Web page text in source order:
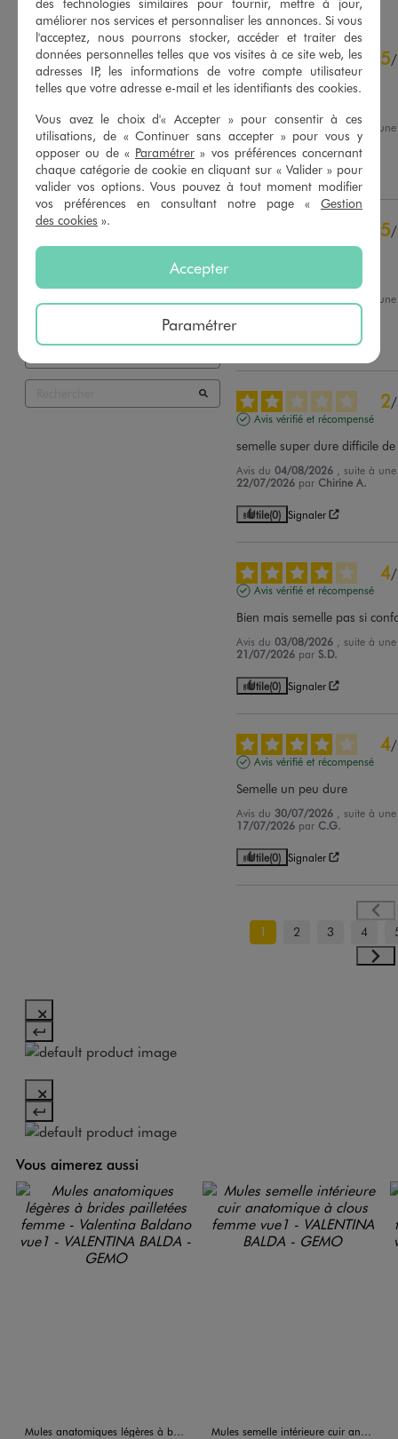
4.7/5
53
avis soumis à un
contrôle
Voir tous les avis sur ce site
5étoiles
42
4étoiles
3étoiles
2
2
1étoile 0
5/
Avis vérifié et récompensé
Avis du 06/08/2026
, suite à
21/07/2026 par Sylvia P.
Utile(0) Signaler
5/
Avis vérifié et récompensé
, suite à
Jean Luc S.
Utile(0) Signaler
2/
Avis vérifié et récompensé
semelle super dure difficile
Avis du04/08/2026
, suite à
22/07/2026 parChirine A.
Utile(0) Signaler
4/
Avis vérifié et récompensé
Bien mais semelle pas si
Avis du03/08/2026
, suite à
21/07/2026 par S.D.
Utile(0) Signaler
4/
Avis vérifié et récompensé
Semelle un peu dure
Avis du 30/07/2026
, suite à
17/07/2026 parC.G.
Utile(0) Signaler
1 2 3 4
Vous aimerez aussi
Mules anatomiques légères à brides pailletées femme - Valentina Baldano Mules semelle intérieure cuir anatomique à clous femme
améliorer nos services et personnaliser les annonces. Si vous
l'acceptez, nous pourrons stocker, accéder et traiter des
données personnelles telles que vos visites à ce site web, les
adresses IP, les informations de votre compte utilisateur
telles que votre adresse e-mail et les identifiants des cookies.
Vous avez le choix d'« Accepter » pour consentir à ces
utilisations, de « Continuer sans accepter » pour vous y
opposer ou de « Paramétrer » vos préférences concernant
chaque catégorie de cookie en cliquant sur « Valider » pour
valider vos options. Vous pouvez à tout moment modifier
vos préférences en consultant notre page « Gestion
des cookies ».
Accepter
Paramétrer